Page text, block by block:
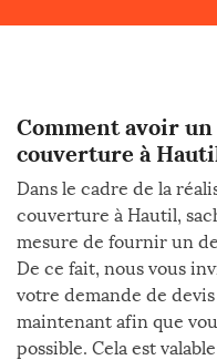
Comment avoir
couverture à
Dans le cadre de la
couverture à Hautil,
mesure de fournir un
De ce fait, nous vous
votre demande de
maintenant afin que
possible. Cela est